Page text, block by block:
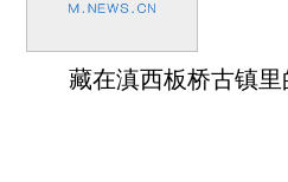
藏在滇西板桥古镇里